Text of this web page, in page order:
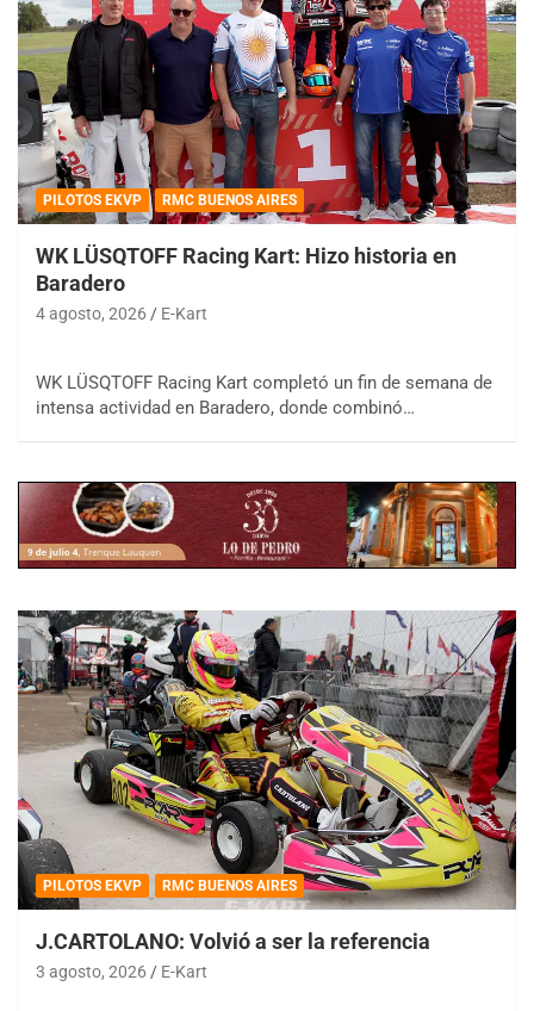
PILOTOS EKVP RMC BUENOS AIRES
WK LÜSQTOFF Racing Kart: Hizo historia en
Baradero
4 agosto, 2026 E-Kart
WK LÜSQTOFF Racing Kart completó un fin de semana de
intensa actividad en Baradero, donde combinó…
PILOTOS EKVP RMC BUENOS AIRES
J.CARTOLANO: Volvió a ser la referencia
3 agosto, 2026 E-Kart